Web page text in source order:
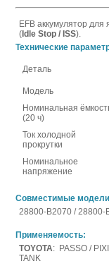
EFB аккумулятор
( Idle Stop / ISS).
Технические
Деталь
Модель
Номинальная
(20 ч)
Ток холодной
прокрутки
Номинальное
напряжение
Совместимые
28800-B2070 / 28800-
Применяемость:
TOYOTA: PASSO /
TANK